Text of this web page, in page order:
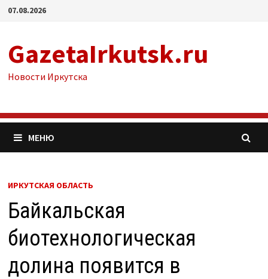
Перейти
07.08.2026
GazetaIrkutsk.ru
Новости Иркутска
МЕНЮ
ИРКУТСКАЯ ОБЛАСТЬ
Байкальская
биотехнологическая
долина появится в